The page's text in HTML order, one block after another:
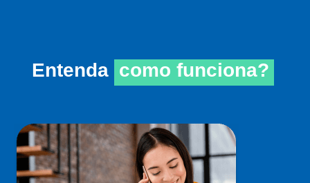
Entenda como funciona?